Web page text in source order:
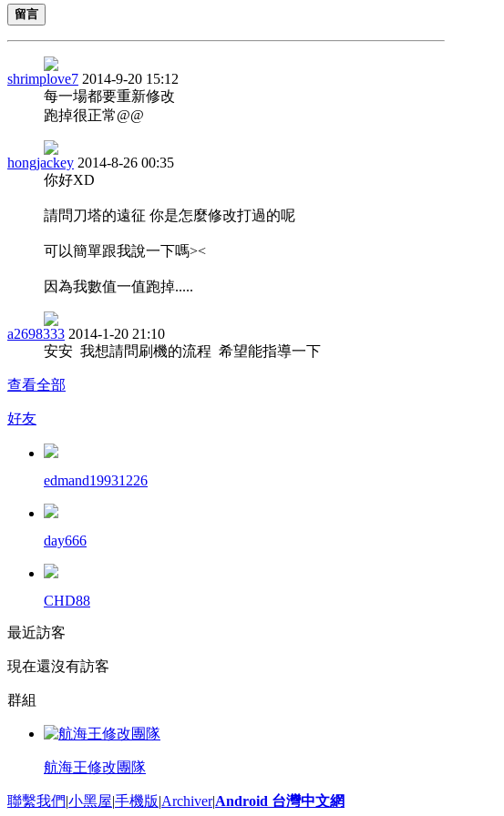
留言
shrimplove7 2014-9-20 15:12
每一場都要重新修改
跑掉很正常@@
hongjackey 2014-8-26 00:35
你好XD
請問刀塔的遠征 你是怎麼修改打過的呢
可以簡單跟我說一下嗎><
因為我數值一值跑掉.....
a2698333 2014-1-20 21:10
安安 我想請問刷機的流程 希望能指導一下
查看全部
好友
edmand19931226
day666
CHD88
最近訪客
現在還沒有訪客
群組
航海王修改團隊
聯繫我們|小黑屋|手機版|Archiver|Android 台灣中文網